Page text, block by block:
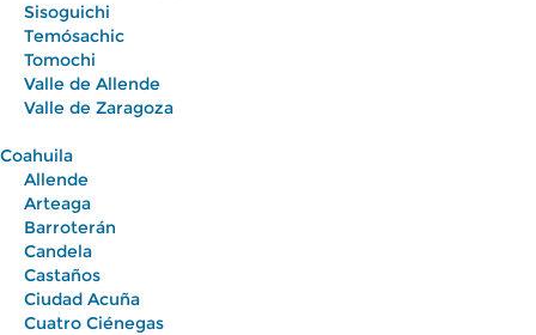
Sisoguichi
Temósachic
Tomochi
Valle de Allende
Valle de Zaragoza
Coahuila
Allende
Arteaga
Barroterán
Candela
Castaños
Ciudad Acuña
Cuatro Ciénegas